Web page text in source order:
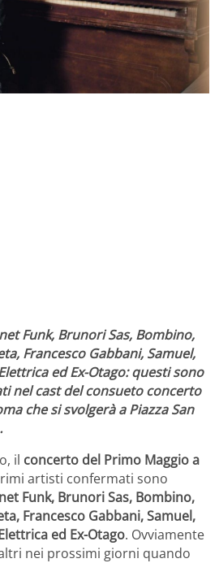
Funk, Brunori Sas, Bombino,
Francesco Gabbani, Samuel,
ed Ex-Otago: questi sono
nel cast del consueto concerto
che si svolgerà a Piazza San
il concerto del Primo Maggio a
artisti confermati sono
Funk, Brunori Sas, Bombino,
Francesco Gabbani, Samuel,
ed Ex-Otago. Ovviamente
nei prossimi giorni quando